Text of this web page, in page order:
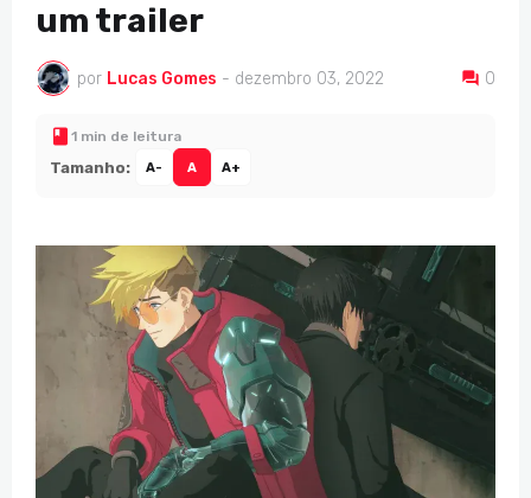
um trailer
por Lucas Gomes - dezembro 03, 2022 0
1 min de leitura
Tamanho: A- A A+